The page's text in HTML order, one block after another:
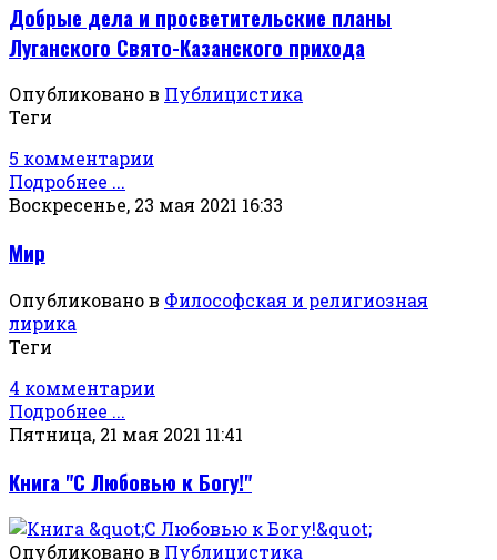
Добрые дела и просветительские планы
Луганского Свято-Казанского прихода
Опубликовано в Публицистика
Теги
5 комментарии
Подробнее ...
Воскресенье, 23 мая 2021 16:33
Мир
Опубликовано в Философская и религиозная
лирика
Теги
4 комментарии
Подробнее ...
Пятница, 21 мая 2021 11:41
Книга "С Любовью к Богу!"
Опубликовано в Публицистика